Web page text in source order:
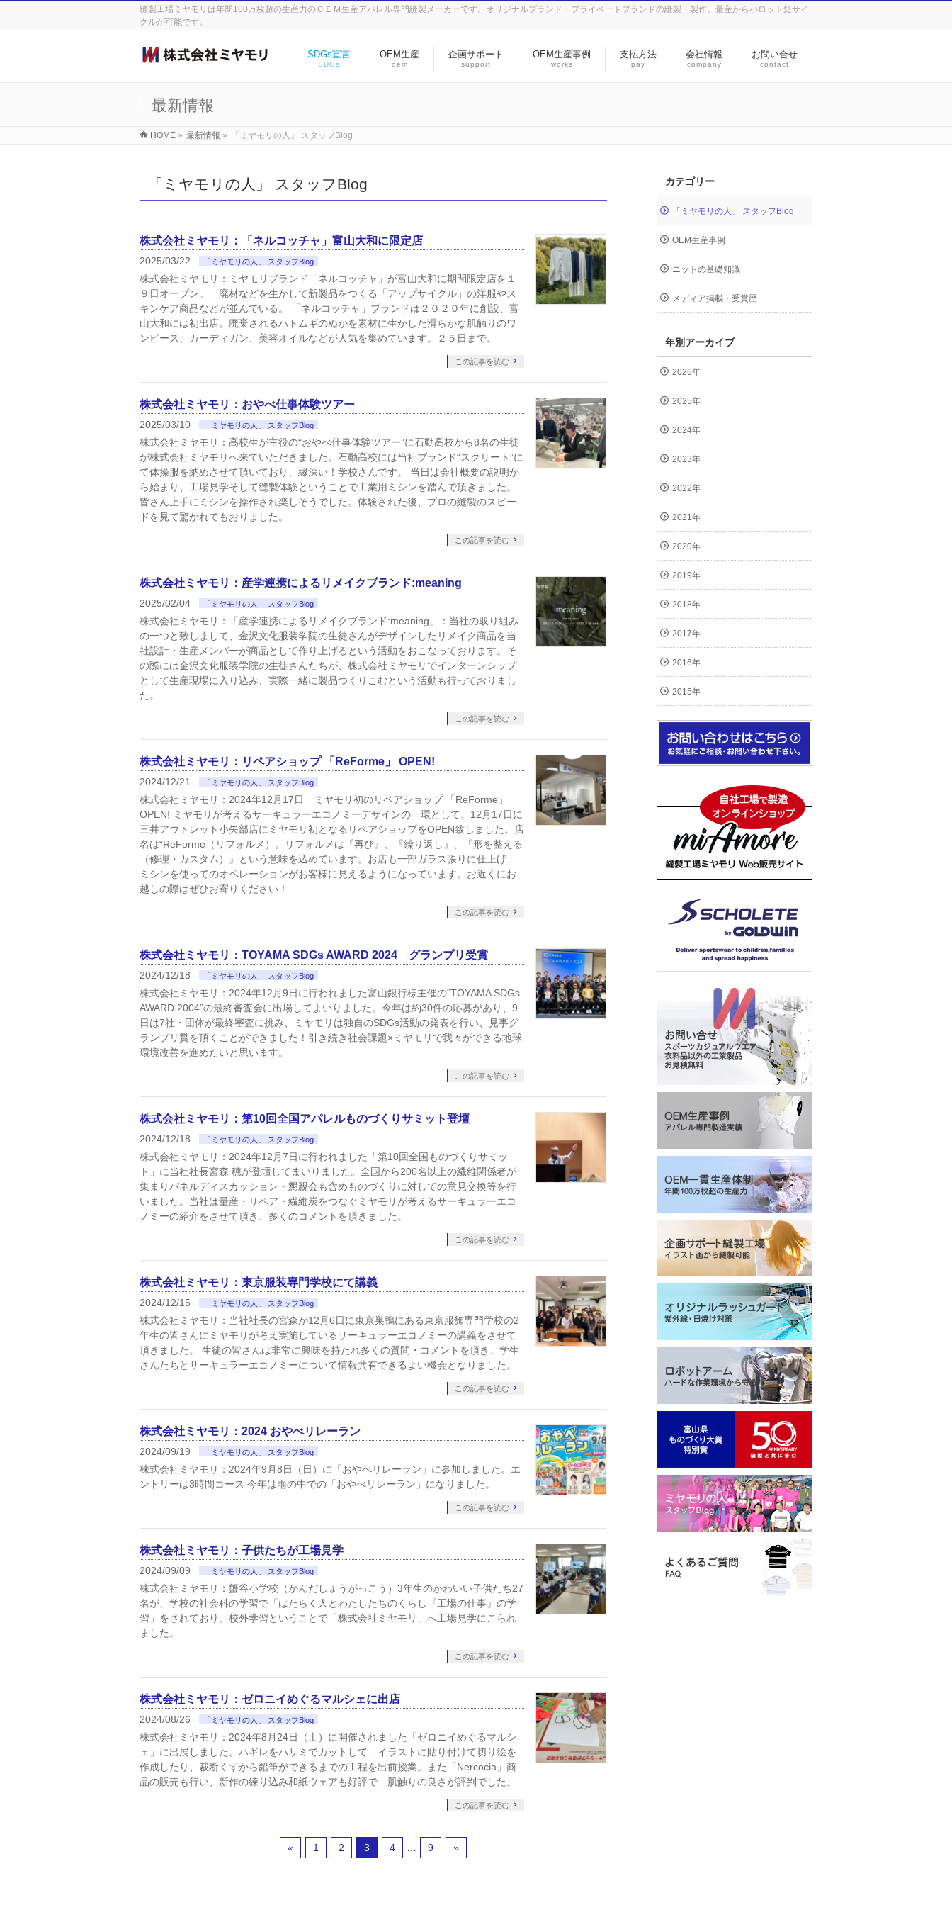
縫製工場ミヤモリは年間100万枚超の生産力のＯＥＭ生産アパレル専門縫製メーカーです。オリジナルブランド・プライベートブランドの縫製・製作、量産から小ロット短サイ
クルが可能です。
SDGs宣言
SDGs
OEM生産
oem
企画サポート
support
OEM生産事例
works
支払方法
pay
会社情報
company
お問い合せ
contact
最新情報
HOME » 最新情報 » 「ミヤモリの人」 スタッフBlog
「ミヤモリの人」 スタッフBlog
株式会社ミヤモリ：「ネルコッチャ」富山大和に限定店
2025/03/22 「ミヤモリの人」 スタッフBlog
株式会社ミヤモリ：ミヤモリブランド「ネルコッチャ」が富山大和に期間限定店を１
９日オープン。 廃材などを生かして新製品をつくる「アップサイクル」の洋服やス
キンケア商品などが並んでいる。 「ネルコッチャ」ブランドは２０２０年に創設、富
山大和には初出店。廃棄されるハトムギのぬかを素材に生かした滑らかな肌触りのワ
ンピース、カーディガン、美容オイルなどが人気を集めています。２５日まで。
この記事を読む
株式会社ミヤモリ：おやべ仕事体験ツアー
2025/03/10 「ミヤモリの人」 スタッフBlog
株式会社ミヤモリ：高校生が主役の“おやべ仕事体験ツアー”に石動高校から8名の生徒
が株式会社ミヤモリへ来ていただきました。石動高校には当社ブランド“スクリート”に
て体操服を納めさせて頂いており、縁深い！学校さんです。 当日は会社概要の説明か
ら始まり、工場見学そして縫製体験ということで工業用ミシンを踏んで頂きました。
皆さん上手にミシンを操作され楽しそうでした。体験された後、プロの縫製のスピー
ドを見て驚かれてもおりました。
この記事を読む
株式会社ミヤモリ：産学連携によるリメイクブランド:meaning
2025/02/04 「ミヤモリの人」 スタッフBlog
株式会社ミヤモリ：「産学連携によるリメイクブランド:meaning」：当社の取り組み
の一つと致しまして、金沢文化服装学院の生徒さんがデザインしたリメイク商品を当
社設計・生産メンバーが商品として作り上げるという活動をおこなっております。そ
の際には金沢文化服装学院の生徒さんたちが、株式会社ミヤモリでインターンシップ
として生産現場に入り込み、実際一緒に製品つくりこむという活動も行っておりまし
た。
この記事を読む
株式会社ミヤモリ：リペアショップ 「ReForme」 OPEN!
2024/12/21 「ミヤモリの人」 スタッフBlog
株式会社ミヤモリ：2024年12月17日 ミヤモリ初のリペアショップ 「ReForme」
OPEN! ミヤモリが考えるサーキュラーエコノミーデザインの一環として、12月17日に
三井アウトレット小矢部店にミヤモリ初となるリペアショップをOPEN致しました。店
名は“ReForme（リフォルメ）。リフォルメは『再び』、『繰り返し』、『形を整える
（修理・カスタム）』という意味を込めています。お店も一部ガラス張りに仕上げ、
ミシンを使ってのオペレーションがお客様に見えるようになっています。お近くにお
越しの際はぜひお寄りください！
この記事を読む
株式会社ミヤモリ：TOYAMA SDGs AWARD 2024 グランプリ受賞
2024/12/18 「ミヤモリの人」 スタッフBlog
株式会社ミヤモリ：2024年12月9日に行われました富山銀行様主催の“TOYAMA SDGs
AWARD 2004”の最終審査会に出場してまいりました。今年は約30件の応募があり、9
日は7社・団体が最終審査に挑み、ミヤモリは独自のSDGs活動の発表を行い、見事グ
ランプリ賞を頂くことができました！引き続き社会課題×ミヤモリで我々ができる地球
環境改善を進めたいと思います。
この記事を読む
株式会社ミヤモリ：第10回全国アパレルものづくりサミット登壇
2024/12/18 「ミヤモリの人」 スタッフBlog
株式会社ミヤモリ：2024年12月7日に行われました「第10回全国ものづくりサミッ
ト」に当社社長宮森 穂が登壇してまいりました。全国から200名以上の繊維関係者が
集まりパネルディスカッション・懇親会も含めものづくりに対しての意見交換等を行
いました。当社は量産・リペア・繊維炭をつなぐミヤモリが考えるサーキュラーエコ
ノミーの紹介をさせて頂き、多くのコメントを頂きました。
この記事を読む
株式会社ミヤモリ：東京服装専門学校にて講義
2024/12/15 「ミヤモリの人」 スタッフBlog
株式会社ミヤモリ：当社社長の宮森が12月6日に東京巣鴨にある東京服飾専門学校の2
年生の皆さんにミヤモリが考え実施しているサーキュラーエコノミーの講義をさせて
頂きました。 生徒の皆さんは非常に興味を持たれ多くの質問・コメントを頂き、学生
さんたちとサーキュラーエコノミーについて情報共有できるよい機会となりました。
この記事を読む
株式会社ミヤモリ：2024 おやべリレーラン
2024/09/19 「ミヤモリの人」 スタッフBlog
株式会社ミヤモリ：2024年9月8日（日）に「おやべリレーラン」に参加しました。エ
ントリーは3時間コース 今年は雨の中での「おやべリレーラン」になりました。
この記事を読む
株式会社ミヤモリ：子供たちが工場見学
2024/09/09 「ミヤモリの人」 スタッフBlog
株式会社ミヤモリ：蟹谷小学校（かんだしょうがっこう）3年生のかわいい子供たち27
名が、学校の社会科の学習で「はたらく人とわたしたちのくらし『工場の仕事』の学
習」をされており、校外学習ということで「株式会社ミヤモリ」へ工場見学にこられ
ました。
この記事を読む
株式会社ミヤモリ：ゼロニイめぐるマルシェに出店
2024/08/26 「ミヤモリの人」 スタッフBlog
株式会社ミヤモリ：2024年8月24日（土）に開催されました「ゼロニイめぐるマルシ
ェ」に出展しました。ハギレをハサミでカットして、イラストに貼り付けて切り絵を
作成したり、裁断くずから鉛筆ができるまでの工程を出前授業。また「Nercocia」商
品の販売も行い、新作の練り込み和紙ウェアも好評で、肌触りの良さが評判でした。
この記事を読む
« 1 2 3 4 9 »
カテゴリー
「ミヤモリの人」 スタッフBlog
OEM生産事例
ニットの基礎知識
メディア掲載・受賞歴
年別アーカイブ
2026年
2025年
2024年
2023年
2022年
2021年
2020年
2019年
2018年
2017年
2016年
2015年